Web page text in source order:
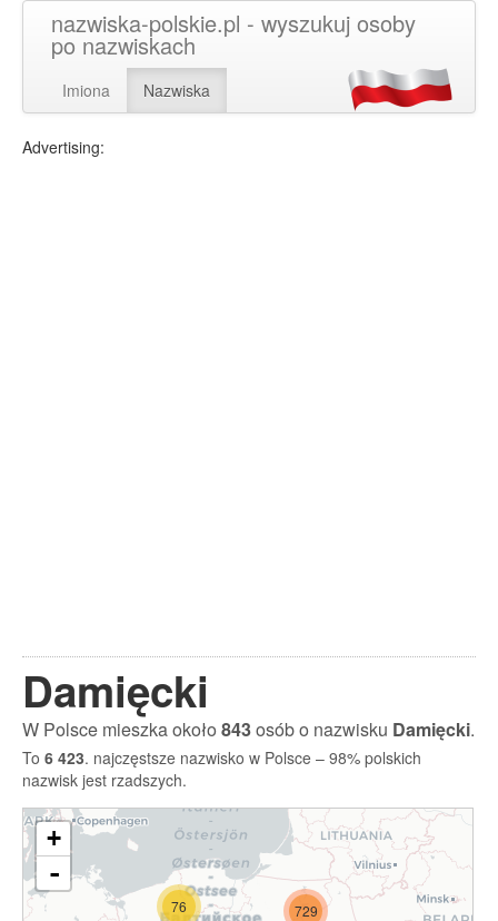
nazwiska-polskie.pl - wyszukuj osoby
po nazwiskach
Imiona Nazwiska
Advertising:
Damięcki
W Polsce mieszka około843osób o nazwisku Damięcki.
To 6 423. najczęstsze nazwisko w Polsce – 98% polskich
nazwisk jest rzadszych.
76 729
+
-